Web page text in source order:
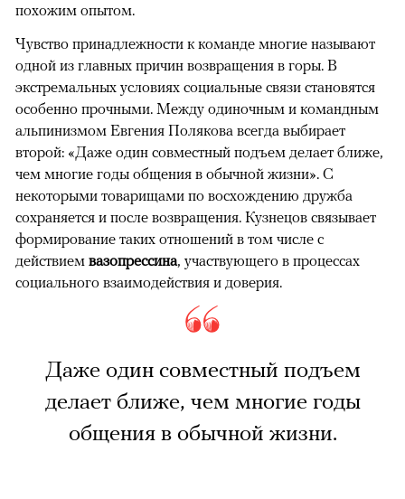
похожим опытом.
Чувство принадлежности к команде многие называют
одной из главных причин возвращения в горы. В
экстремальных условиях социальные связи становятся
особенно прочными. Между одиночным и командным
альпинизмом Евгения Полякова всегда выбирает
второй: «Даже один совместный подъем делает ближе,
чем многие годы общения в обычной жизни». С
некоторыми товарищами по восхождению дружба
сохраняется и после возвращения. Кузнецов связывает
формирование таких отношений в том числе с
действием вазопрессина, участвующего в процессах
социального взаимодействия и доверия.
Даже один совместный подъем
делает ближе, чем многие годы
общения в обычной жизни.